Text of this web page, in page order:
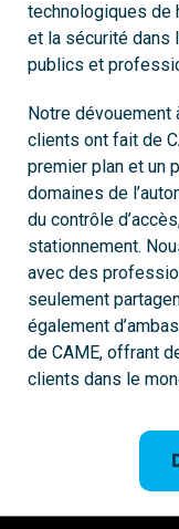
technologiques de
et la sécurité dans
publics et
Notre dévouement
clients ont fait de
premier plan et un
domaines de
du contrôle
stationnement.
avec des
seulement
également
de CAME, offrant
clients dans le